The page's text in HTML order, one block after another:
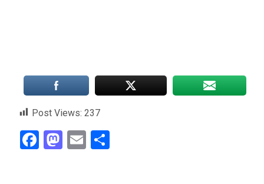
Post Views: 237
Facebook
Mastodon
Email